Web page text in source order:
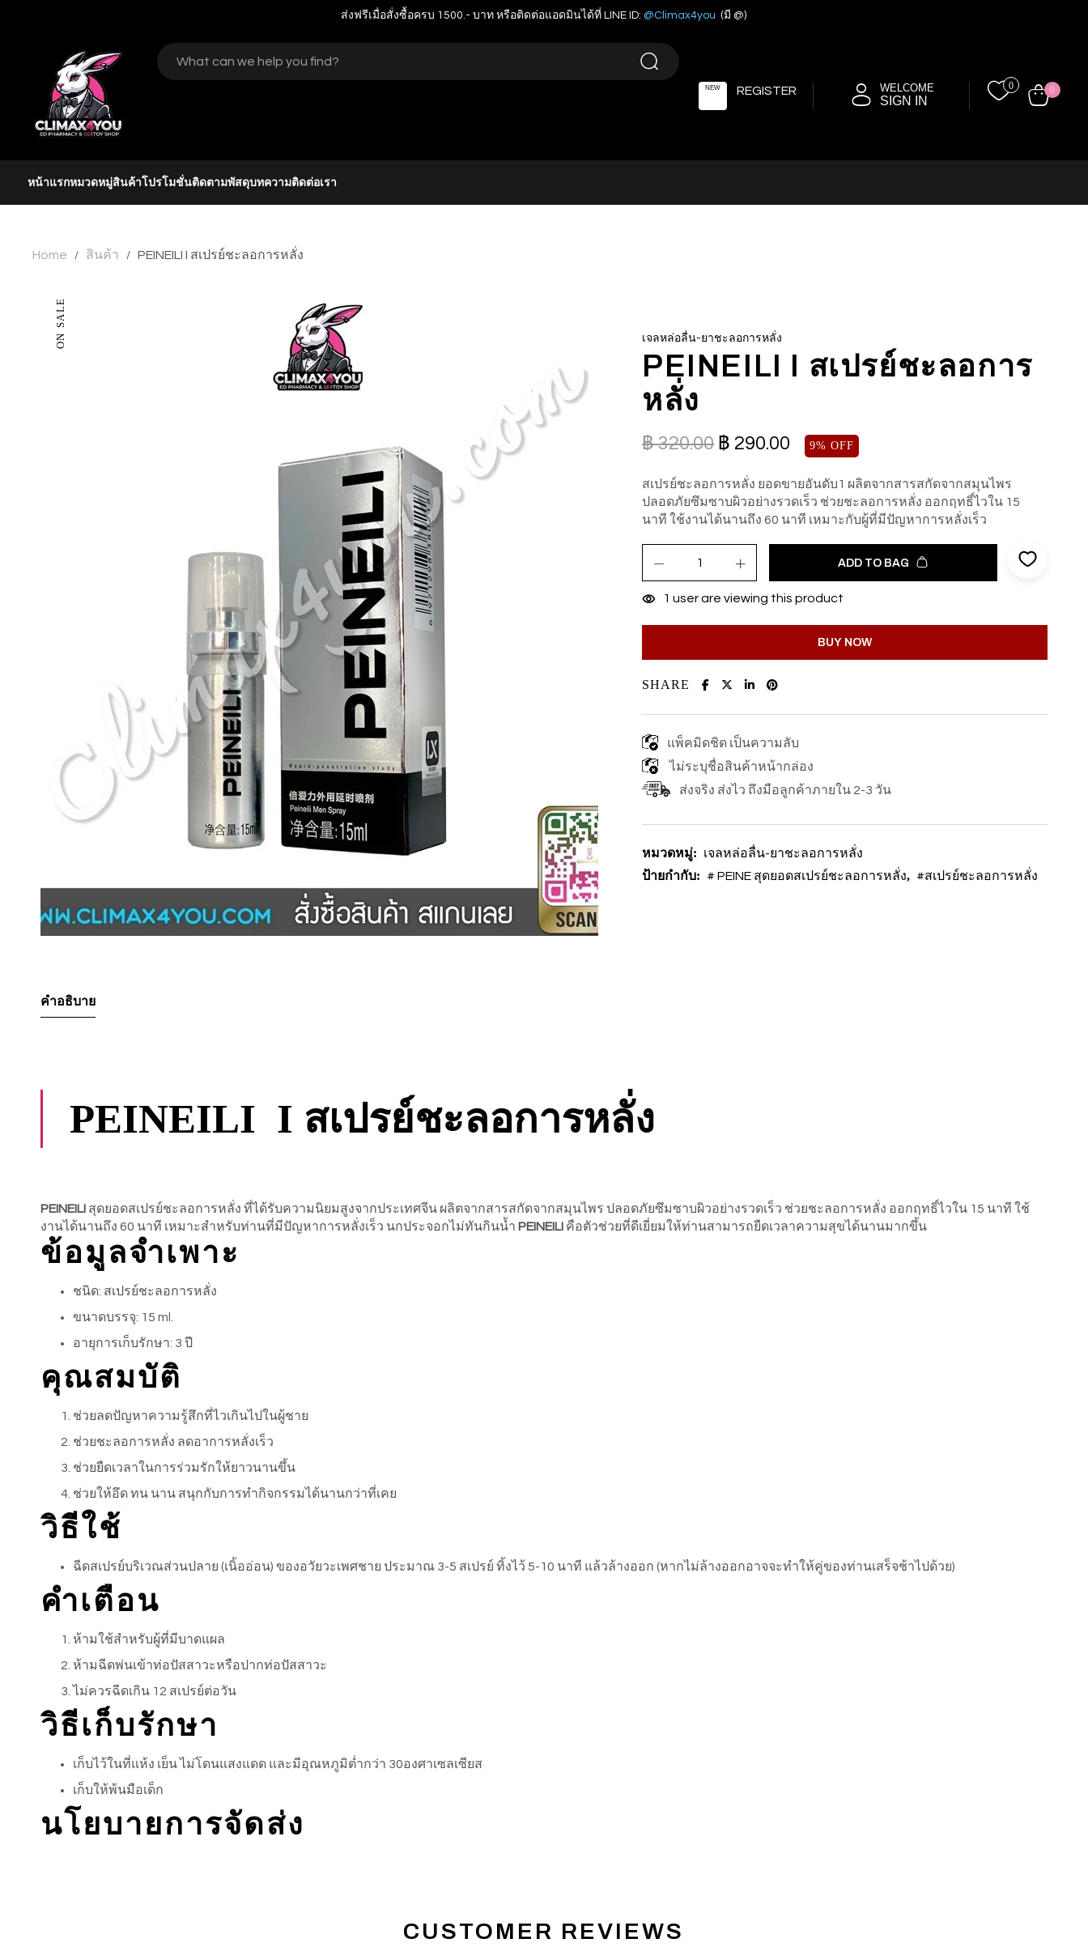
ส่งฟรีเมื่อสั่งซื้อครบ 1500.- บาท หรือติดต่อแอดมินได้ที่ LINE ID: @Climax4you (มี @)
NEW REGISTER WELCOME
SIGN IN
0 0
หน้าแรกหมวดหมู่สินค้า โปรโมชั่นติดตามพัสดุบทความติดต่อเรา
Home / สินค้า / PEINEILI I สเปรย์ชะลอการหลั่ง
ON SALE เจลหล่อลื่น-ยาชะลอการหลั่ง
PEINEILI I สเปรย์ชะลอการ
หลั่ง
฿320.00 ฿ 290.00 9% OFF
สเปรย์ชะลอการหลั่ง ยอดขายอันดับ1 ผลิตจากสารสกัดจากสมุนไพร
ปลอดภัยซึมซาบผิวอย่างรวดเร็ว ช่วยชะลอการหลั่ง ออกฤทธิ์ไวใน 15
นาที ใช้งานได้นานถึง 60 นาที เหมาะกับผู้ที่มีปัญหาการหลั่งเร็ว
ADD TO BAG
1 user are viewing this product
BUY NOW
SHARE
แพ็คมิดชิด เป็นความลับ
ไม่ระบุชื่อสินค้าหน้ากล่อง
ส่งจริง ส่งไว ถึงมือลูกค้าภายใน 2-3 วัน
หมวดหมู่: เจลหล่อลื่น-ยาชะลอการหลั่ง
ป้ายกำกับ: # PEINE สุดยอดสเปรย์ชะลอการหลั่ง, #สเปรย์ชะลอการหลั่ง
คำอธิบาย
PEINEILI I สเปรย์ชะลอการหลั่ง
PEINEILI สุดยอดสเปรย์ชะลอการหลั่ง ที่ได้รับความนิยมสูงจากประเทศจีน ผลิตจากสารสกัดจากสมุนไพร ปลอดภัยซึมซาบผิวอย่างรวดเร็ว ช่วยชะลอการหลั่ง ออกฤทธิ์ไวใน 15 นาที ใช้
งานได้นานถึง 60 นาที เหมาะสำหรับท่านที่มีปัญหาการหลั่งเร็ว นกประจอกไม่ทันกินน้ำ PEINEILI คือตัวช่วยที่ดีเยี่ยมให้ท่านสามารถยืดเวลาความสุขได้นานมากขึ้น
ข้อมูลจำเพาะ
ชนิด: สเปรย์ชะลอการหลั่ง
ขนาดบรรจุ: 15 ml.
อายุการเก็บรักษา: 3 ปี
คุณสมบัติ
ช่วยลดปัญหาความรู้สึกที่ไวเกินไปในผู้ชาย
ช่วยชะลอการหลั่ง ลดอาการหลั่งเร็ว
ช่วยยืดเวลาในการร่วมรักให้ยาวนานขึ้น
ช่วยให้อึด ทน นาน สนุกกับการทำกิจกรรมได้นานกว่าที่เคย
วิธีใช้
ฉีดสเปรย์บริเวณส่วนปลาย (เนิ้ออ่อน) ของอวัยวะเพศชาย ประมาณ 3-5 สเปรย์ ทิ้งไว้ 5-10 นาที แล้วล้างออก (หากไม่ล้างออกอาจจะทำให้คู่ของท่านเสร็จช้าไปด้วย)
คำเตือน
ห้ามใช้สำหรับผู้ที่มีบาดแผล
ห้ามฉีดพ่นเข้าท่อปัสสาวะหรือปากท่อปัสสาวะ
ไม่ควรฉีดเกิน 12 สเปรย์​ต่อวัน
วิธีเก็บรักษา
เก็บไว้ในที่แห้ง เย็น ไม่โดนแสงแดด และมีอุณหภูมิต่ำกว่า 30องศาเซลเซียส
เก็บให้พ้นมือเด็ก
นโยบายการจัดส่ง
CUSTOMER REVIEWS